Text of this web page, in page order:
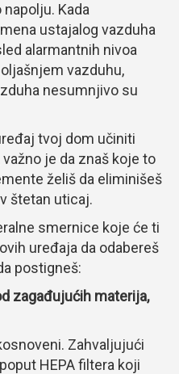
Kada
ustajalog vazduha
alarmantnih nivoa
vazduhu,
nesumnjivo su
tvoj dom učiniti
je da znaš koje to
želiš da eliminišeš
štetan uticaj.
smernice koje će ti
uređaja da odabereš
postigneš:
zagađujućih materija,
Zahvaljujući
HEPA filtera koji